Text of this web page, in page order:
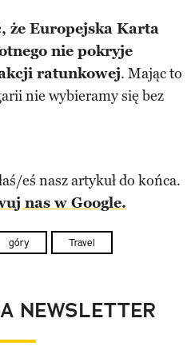
że Europejska Karta
nie pokryje
ratunkowej. Mając to
nie wybieramy się bez
eś nasz artykuł do końca.
nas w Google.
góry Travel
NEWSLETTER